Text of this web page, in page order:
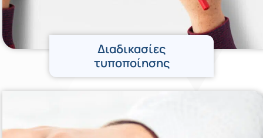
Διαδικασίες
τυποποίησης